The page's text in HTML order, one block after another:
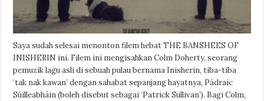
Saya sudah selesai menonton filem hebat THE BANSHEES OF
INISHERIN ini. Filem ini mengisahkan Colm Doherty, seorang
pemuzik lagu asli di sebuah pulau bernama Inisherin, tiba-tiba
‘tak nak kawan’ dengan sahabat sepanjang hayatnya, Pádraic
Súilleabháin (boleh disebut sebagai ‘Patrick Sullivan’). Bagi Colm,